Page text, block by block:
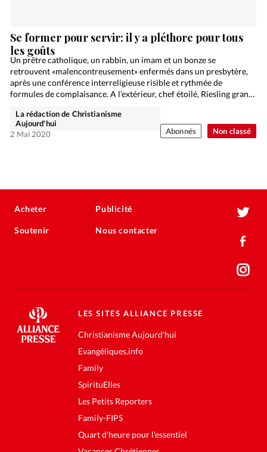
Non classé
Se former pour servir: il y a pléthore pour tous
les goûts
Un prêtre catholique, un rabbin, un imam et un bonze se
retrouvent «malencontreusement» enfermés dans un presbytère,
après une conférence interreligieuse risible et rythmée de
formules de complaisance. A l’extérieur, chef étoilé, Riesling grand
La rédaction de Christianisme
Aujourd'hui
2 Mai 2020
Abonnés
Acheter
Soutenir
Publicité
Nous contacter
LES SITES ALLIANCE PRESSE
Christianisme Aujourd'hui
Evangéliques.info
Family
SpirituElles
Les Petits Reporters
Family-FIPS
Quart d'heure pour l'essentiel